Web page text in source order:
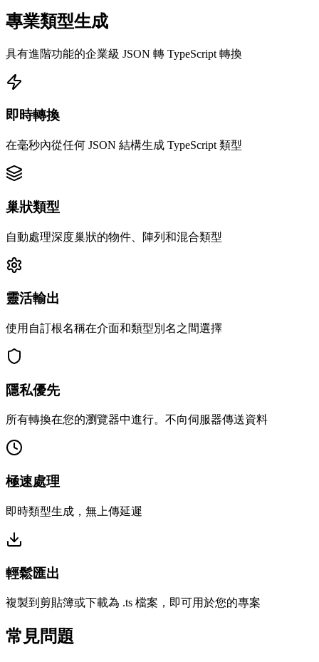
專業類型生成
具有進階功能的企業級 JSON 轉 TypeScript 轉換
即時轉換
在毫秒內從任何 JSON 結構生成 TypeScript 類型
巢狀類型
自動處理深度巢狀的物件、陣列和混合類型
靈活輸出
使用自訂根名稱在介面和類型別名之間選擇
隱私優先
所有轉換在您的瀏覽器中進行。不向伺服器傳送資料
極速處理
即時類型生成，無上傳延遲
輕鬆匯出
複製到剪貼簿或下載為 .ts 檔案，即可用於您的專案
常見問題